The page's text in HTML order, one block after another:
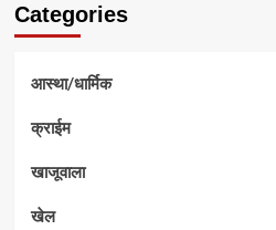
Categories
आस्था/धार्मिक
क्राईम
खाजूवाला
खेल